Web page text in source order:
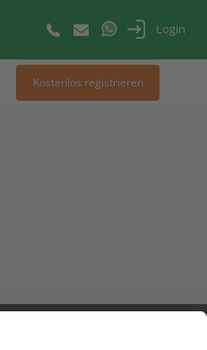
Login
Kostenlos registrieren